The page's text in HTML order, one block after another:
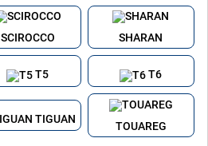
SCIROCCO SHARAN
T5 T6
TIGUAN
TOUAREG